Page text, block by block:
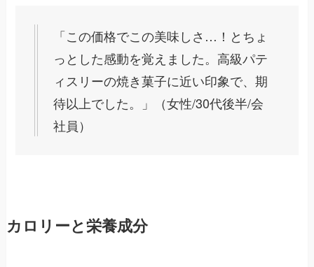
「この価格でこの美味しさ…！とちょ
っとした感動を覚えました。高級パテ
ィスリーの焼き菓子に近い印象で、期
待以上でした。」（女性/30代後半/会
社員）
カロリーと栄養成分